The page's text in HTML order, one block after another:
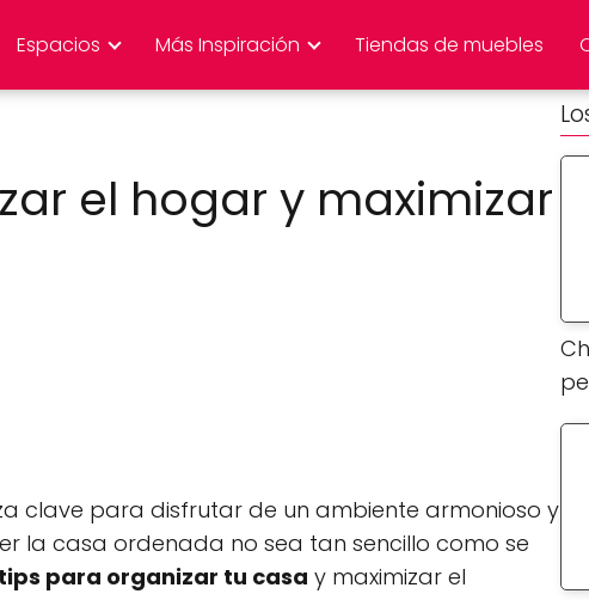
Espacios Más Inspiración Tiendas de muebles
el hogar y maximizar
clave para disfrutar de un ambiente armonioso y
la casa ordenada no sea tan sencillo como se
para organizar tu casa y maximizar el